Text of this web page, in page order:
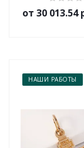
от 30
НАШИ РАБОТЫ